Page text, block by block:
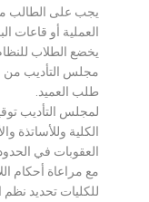
يجب على الطالب
العملية أو قاعات
يخضع الطلاب
مجلس التأديب من
طلب العميد.
لمجلس التأديب
الكلية وللأساتذة
العقوبات في الحدود
مع مراعاة أحكام
للكليات تحديد نظم